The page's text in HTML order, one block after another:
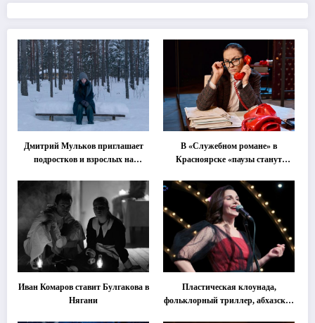
Дмитрий Мульков приглашает
подростков и взрослых на
В «Служебном романе» в
Красноярске «паузы станут
Иван Комаров ставит Булгакова в
Нягани
Пластическая клоунада,
фольклорный триллер, абхазская